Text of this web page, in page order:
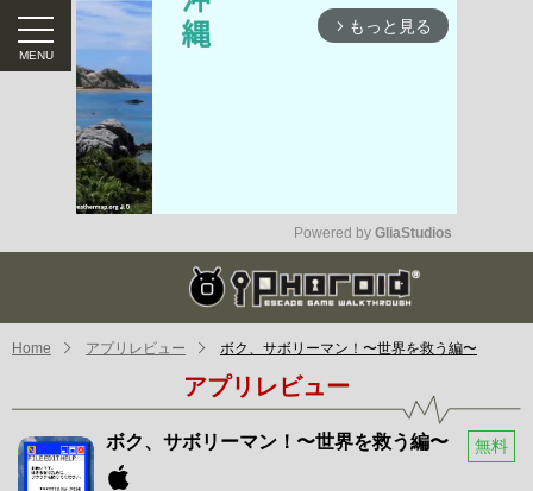
arrow_forward_ios もっと見る
Mute
Powered by GliaStudios
Home アプリレビュー ボク、サボリーマン！〜世界を救う編〜
アプリレビュー
ボク、サボリーマン！〜世界を救う編〜 無料